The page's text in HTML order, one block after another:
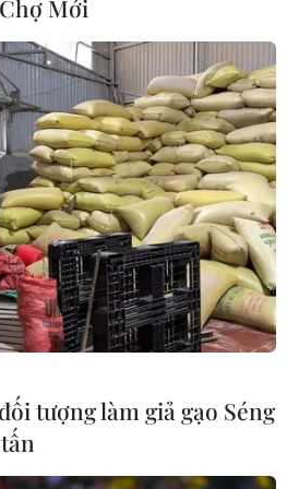
đường khi
từ rất sớm
Xem thêm
XÃ VIỆT NAM
DUẨN
Mới
tượng làm giả gạo Séng